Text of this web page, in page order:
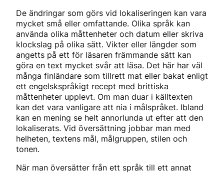
De ändringar som görs vid lokaliseringen kan vara
mycket små eller omfattande. Olika språk kan
använda olika måttenheter och datum eller skriva
klockslag på olika sätt. Vikter eller längder som
angetts på ett för läsaren främmande sätt kan
göra en text mycket svår att läsa. Det här har väl
många finländare som tillrett mat eller bakat enligt
ett engelskspråkigt recept med brittiska
måttenheter upplevt. Om man duar i källtexten
kan det vara vanligare att nia i målspråket. Ibland
kan en mening se helt annorlunda ut efter att den
lokaliserats. Vid översättning jobbar man med
helheten, textens mål, målgruppen, stilen och
tonen.
När man översätter från ett språk till ett annat